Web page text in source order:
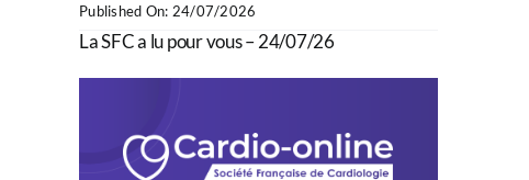
Published On: 24/07/2026
La SFC a lu pour vous – 24/07/26